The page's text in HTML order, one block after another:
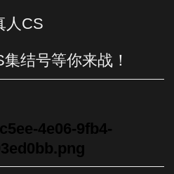
人 CS
集结号等你来战！